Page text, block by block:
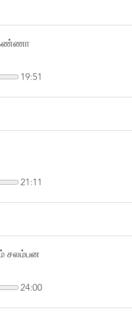
19:51
21:11
சலம்பன
24:00